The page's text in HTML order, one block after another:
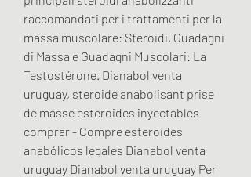
raccomandati per i trattamenti per la
massa muscolare: Steroidi, Guadagni
di Massa e Guadagni Muscolari: La
Testostérone. Dianabol venta
uruguay, steroide anabolisant prise
de masse esteroides inyectables
comprar - Compre esteroides
anabólicos legales Dianabol venta
uruguay Dianabol venta uruguay Per